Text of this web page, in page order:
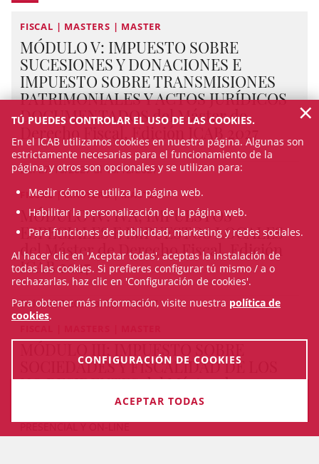
INSCRÍBETE
FISCAL | MASTERS | MASTER
MÓDULO V: IMPUESTO SOBRE
SUCESIONES Y DONACIONES E
IMPUESTO SOBRE TRANSMISIONES
PATRIMONIALES Y ACTOS JURÍDICOS
DOCUMENTADOS del Máster de
Derecho Fiscal, Edición ICAB 2027
Del 27/10/2027 al 15/12/2027
FISCAL | MASTERS | MASTER
MÓDULO IV: IVA, IMPUESTOS
ESPECIALES E IMPUESTOS LOCALES
del Máster de Derecho Fiscal, Edición
ICAB 2027
Del 14/07/2027 al 25/10/2027
MÓDULO III: IMPUESTO SOBRE
SOCIEDADES Y FISCALIDAD DE LOS
NO RESIDENTES del Máster de
Derecho Fiscal, Edición ICAB 2027
PRESENCIAL Y ON-LINE
TÚ PUEDES CONTROLAR EL USO DE LAS COOKIES.
En el ICAB utilizamos cookies en nuestra página. Algunas son
estrictamente necesarias para el funcionamiento de la
página, y otros son opcionales y se utilizan para:
Medir cómo se utiliza la página web.
Habilitar la personalización de la página web.
Para funciones de publicidad, marketing y redes sociales.
Al hacer clic en 'Aceptar todas', aceptas la instalación de
todas las cookies. Si prefieres configurar tú mismo / a o
rechazarlas, haz clic en 'Configuración de cookies'.
Para obtener más información, visite nuestra política de
cookies.
CONFIGURACIÓN DE COOKIES
ACEPTAR TODAS
×